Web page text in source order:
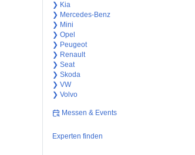
❯ Kia
❯ Mercedes-Benz
❯ Mini
❯ Opel
❯ Peugeot
❯ Renault
❯ Seat
❯ Skoda
❯ VW
❯ Volvo
Messen & Events
Experten finden